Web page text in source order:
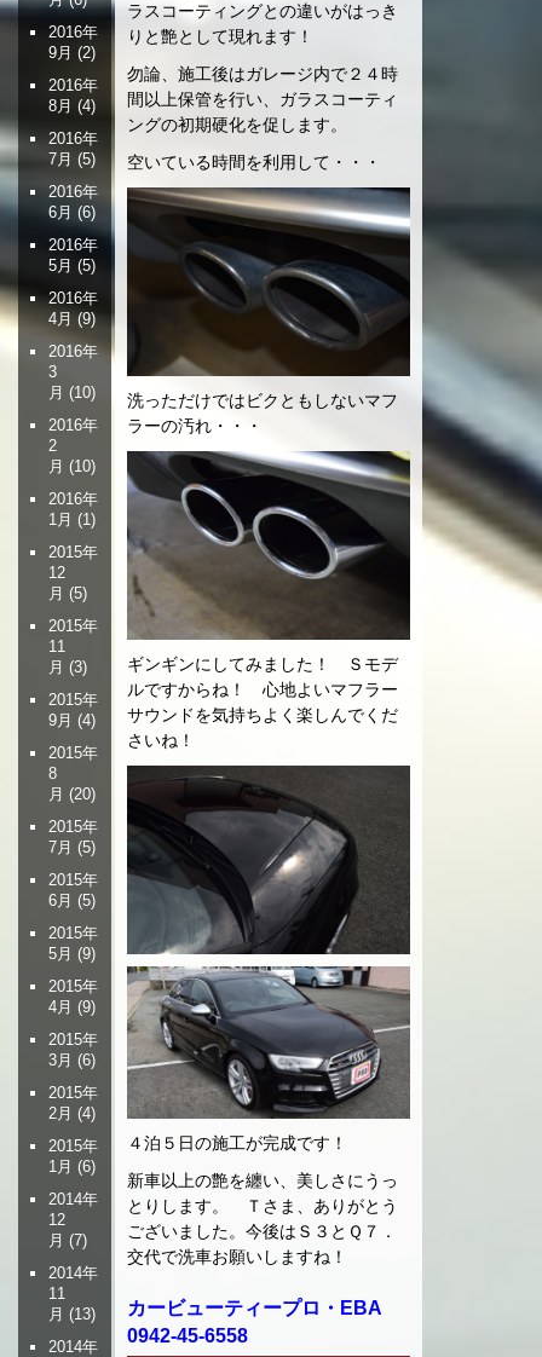
ラスコーティングとの違いがはっき
りと艶として現れます！
勿論、施工後はガレージ内で２４時
間以上保管を行い、ガラスコーティ
ングの初期硬化を促します。
空いている時間を利用して・・・
洗っただけではビクともしないマフ
ラーの汚れ・・・
ギンギンにしてみました！ Ｓモデ
ルですからね！ 心地よいマフラー
サウンドを気持ちよく楽しんでくだ
さいね！
４泊５日の施工が完成です！
新車以上の艶を纏い、美しさにうっ
とりします。 Ｔさま、ありがとう
ございました。今後はＳ３とＱ７．
交代で洗車お願いしますね！
カービューティープロ・EBA
0942-45-6558
2016年
9月 (2)
2016年
8月 (4)
2016年
7月 (5)
2016年
6月 (6)
2016年
5月 (5)
2016年
4月 (9)
2016年
3
月 (10)
2016年
2
月 (10)
2016年
1月 (1)
2015年
12
月 (5)
2015年
11
月 (3)
2015年
9月 (4)
2015年
8
月 (20)
2015年
7月 (5)
2015年
6月 (5)
2015年
5月 (9)
2015年
4月 (9)
2015年
3月 (6)
2015年
2月 (4)
2015年
1月 (6)
2014年
12
月 (7)
2014年
11
月 (13)
2014年